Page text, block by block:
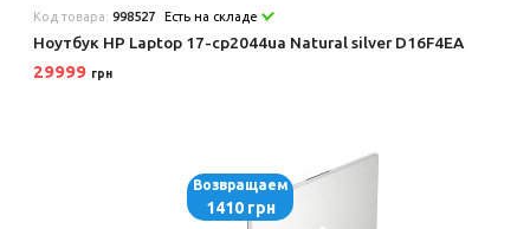
Код товара:998527 Есть на складе
Ноутбук HP Laptop 17-cp2044ua Natural silver D16F4EA
29999 грн
Возвращаем
1410 грн